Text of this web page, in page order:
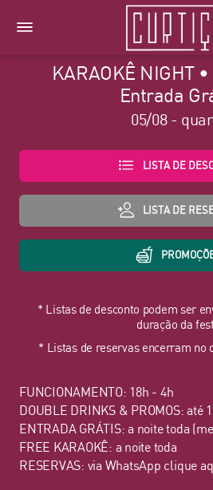
KARAOKÊ NIGHT
Entrada
05/08 -
LISTA DE
LISTA DE
* Listas de desconto podem ser
duração da
* Listas de reservas encerram no
FUNCIONAMENTO: 18h - 4h
DOUBLE DRINKS & PROMOS: até
ENTRADA GRÁTIS: a noite toda
FREE KARAOKÊ: a noite toda
RESERVAS: via WhatsApp clique